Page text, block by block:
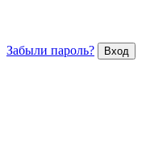
Забыли пароль?